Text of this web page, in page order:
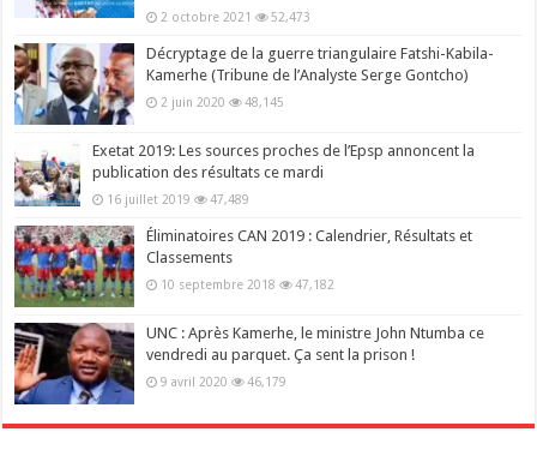
2 octobre 2021 52,473
Décryptage de la guerre triangulaire Fatshi-Kabila-
Kamerhe (Tribune de l’Analyste Serge Gontcho)
2 juin 2020 48,145
Exetat 2019: Les sources proches de l’Epsp annoncent la
publication des résultats ce mardi
16 juillet 2019 47,489
Éliminatoires CAN 2019 : Calendrier, Résultats et
Classements
10 septembre 2018 47,182
UNC : Après Kamerhe, le ministre John Ntumba ce
vendredi au parquet. Ça sent la prison !
9 avril 2020 46,179